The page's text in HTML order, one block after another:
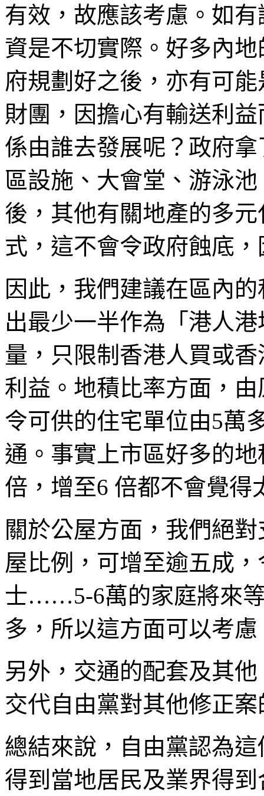
有效，故應該考慮。如
資是不切實際。好多內
府規劃好之後，亦有可
財團，因擔心有輸送利
係由誰去發展呢？政府
區設施、大會堂、游泳
後，其他有關地產的多
式，這不會令政府蝕底
因此，我們建議在區內
出最少一半作為「港人
量，只限制香港人買或
利益。地積比率方面，
令可供的住宅單位由5萬
通。事實上市區好多的
倍，增至6 倍都不會覺得
關於公屋方面，我們絕
屋比例，可增至逾五成
士……5-6萬的家庭將來
多，所以這方面可以考
另外，交通的配套及其
交代自由黨對其他修正
總結來說，自由黨認為
得到當地居民及業界得